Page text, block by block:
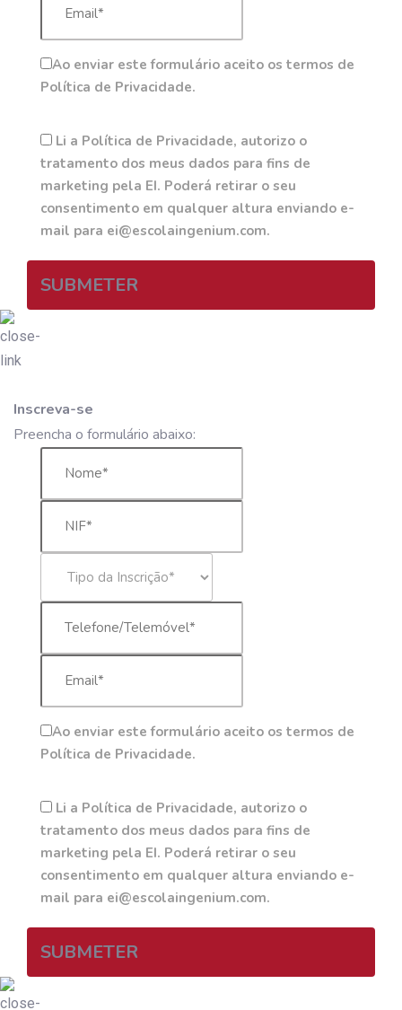
Ao enviar este formulário aceito os termos de
Política de Privacidade.
Li a Política de Privacidade, autorizo o
tratamento dos meus dados para fins de
marketing pela EI. Poderá retirar o seu
consentimento em qualquer altura enviando e-
mail para ei@escolaingenium.com.
SUBMETER
Inscreva-se
Preencha o formulário abaixo:
Ao enviar este formulário aceito os termos de
Política de Privacidade.
Li a Política de Privacidade, autorizo o
tratamento dos meus dados para fins de
marketing pela EI. Poderá retirar o seu
consentimento em qualquer altura enviando e-
mail para ei@escolaingenium.com.
SUBMETER